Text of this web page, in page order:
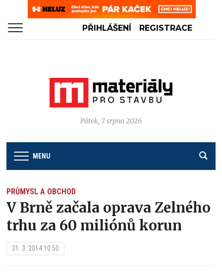
PŘIHLÁŠENÍ REGISTRACE
Pátek, 7 srpna 2026
MENU
PRŮMYSL A OBCHOD
V Brně začala oprava Zelného
trhu za 60 miliónů korun
31. 3. 2014 10:50